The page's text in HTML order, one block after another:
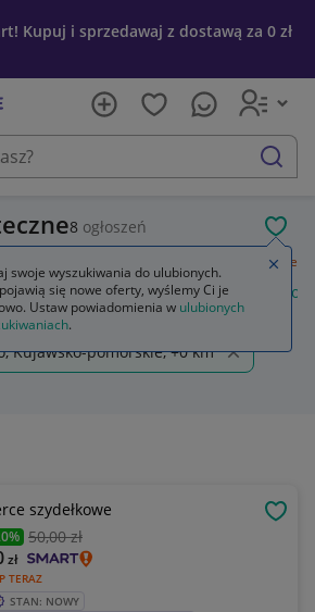
Kupuj i sprzedawaj z dostawą za 0 zł
szukaj
8 ogłoszeń
Ozdoby świąteczne
ozdoby świąteczne boże
Kujawsko-pomorskie, +0 km
szydełkowe
50,00 zł
TERAZ
zł
STAN: NOWY
swoje wyszukiwania do ulubionych.
się nowe oferty, wyślemy Ci je
Ustaw powiadomienia w ulubionych
.